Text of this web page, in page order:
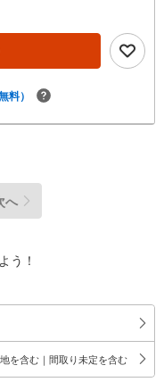
料）
へ
う！
を含む｜間取り未定を含む